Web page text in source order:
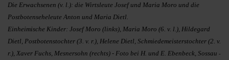
Die Erwachsenen (v. l.): die Wirtsleute Josef und Ma­ria Moro und die
Postbotenseheleute Anton und Maria Dietl.
Einheimische Kinder: Josef Moro (links), Maria Moro (6. v. l.), Hildegard
Dietl, Postbotenstochter (3. v. r.), Helene Dietl, Schmiedemeisterstochter (2. v.
r.), Xaver Fuchs, Mes­nersohn (rechts) - Foto bei H. und E. Ebenbeck, Sossau -